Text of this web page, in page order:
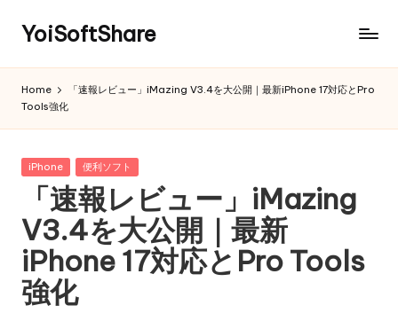
YoiSoftShare
Home
「速報レビュー」iMazing V3.4を大公開｜最新iPhone 17対応とPro
Tools強化
Posted
iPhone 便利ソフト
「速報レビュー」iMazing
V3.4を大公開｜最新
iPhone 17対応とPro Tools
強化